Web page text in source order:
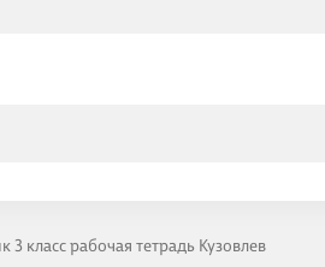
3 класс рабочая тетрадь Кузовлев